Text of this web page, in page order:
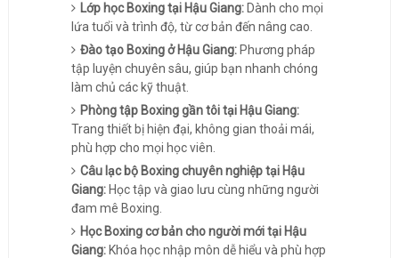
Lớp học Boxing tại Hậu Giang:Dành cho mọi
lứa tuổi và trình độ, từ cơ bản đến nâng cao.
Đào tạo Boxing ở Hậu Giang:Phương pháp
tập luyện chuyên sâu, giúp bạn nhanh chóng
làm chủ các kỹ thuật.
Phòng tập Boxing gần tôi tại Hậu Giang:
Trang thiết bị hiện đại, không gian thoải mái,
phù hợp cho mọi học viên.
Câu lạc bộ Boxing chuyên nghiệp tại Hậu
Giang:Học tập và giao lưu cùng những người
đam mê Boxing.
Học Boxing cơ bản cho người mới tại Hậu
Giang:Khóa học nhập môn dễ hiểu và phù hợp